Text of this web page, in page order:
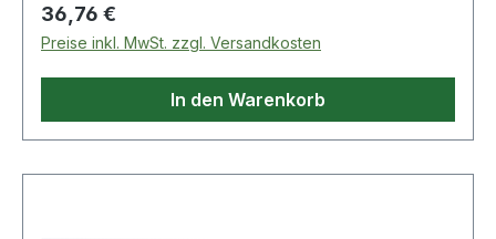
Regulärer Preis:
36,76 €
Preise inkl. MwSt. zzgl. Versandkosten
In den Warenkorb